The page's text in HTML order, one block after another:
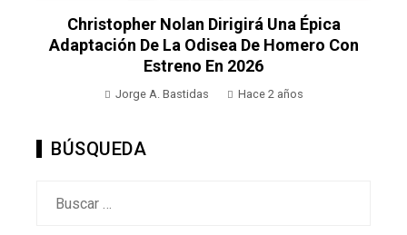
Christopher Nolan Dirigirá Una Épica
Adaptación De La Odisea De Homero Con
Estreno En 2026
Jorge A. Bastidas Hace 2 años
BÚSQUEDA